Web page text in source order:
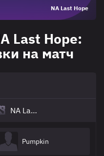
NA Last Hope
Last Hope:
на матч
NA Last Hope
Pumpkin